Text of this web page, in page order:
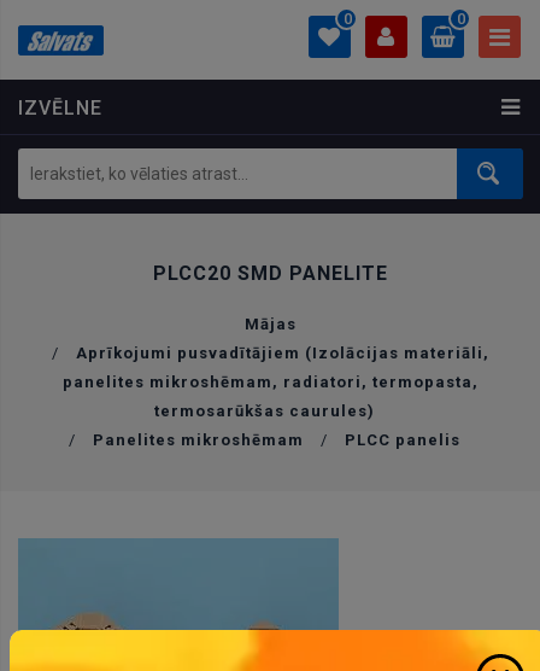
IZVĒLNE
0
PROFILS
Ielogoties
Izveidot kontu
0
0.00 €
PLCC20 SMD PANELITE
Mājas
/
Aprīkojumi pusvadītājiem (Izolācijas materiāli,
panelites mikroshēmam, radiatori, termopasta,
termosarūkšas caurules)
/
Panelites mikroshēmam / PLCC panelis